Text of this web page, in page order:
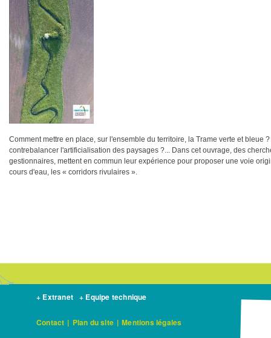
Comment mettre en place, sur l'ensemble du territoire, la Trame verte et bleue
contrebalancer l'artificialisation des paysages ?... Dans cet ouvrage, des
gestionnaires, mettent en commun leur expérience pour proposer une voie
cours d'eau, les « corridors rivulaires ».
+ Extranet + Equipe technique
Contact | Plan du site | Mentions légales